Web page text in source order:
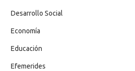
Desarrollo Social
Economía
Educación
Efemerides